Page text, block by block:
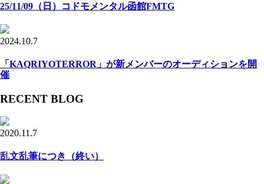
25/11/09（日）コドモメンタル函館FMTG
2024.10.7
「KAQRIYOTERROR」が新メンバーのオーディションを開
催
RECENT BLOG
2020.11.7
乱文乱筆につき（終い）